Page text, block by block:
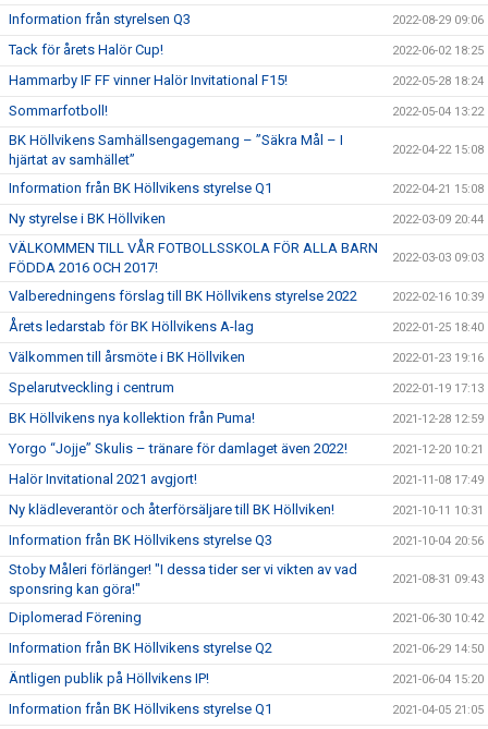
Information från styrelsen Q3 2022-08-29 09:06
Tack för årets Halör Cup! 2022-06-02 18:25
Hammarby IF FF vinner Halör Invitational F15! 2022-05-28 18:24
Sommarfotboll! 2022-05-04 13:22
BK Höllvikens Samhällsengagemang – ”Säkra Mål – I
hjärtat av samhället”
2022-04-22 15:08
Information från BK Höllvikens styrelse Q1 2022-04-21 15:08
Ny styrelse i BK Höllviken 2022-03-09 20:44
VÄLKOMMEN TILL VÅR FOTBOLLSSKOLA FÖR ALLA BARN
FÖDDA 2016 OCH 2017!
2022-03-03 09:03
Valberedningens förslag till BK Höllvikens styrelse 2022 2022-02-16 10:39
Årets ledarstab för BK Höllvikens A-lag 2022-01-25 18:40
Välkommen till årsmöte i BK Höllviken 2022-01-23 19:16
Spelarutveckling i centrum 2022-01-19 17:13
BK Höllvikens nya kollektion från Puma! 2021-12-28 12:59
Yorgo “Jojje” Skulis – tränare för damlaget även 2022! 2021-12-20 10:21
Halör Invitational 2021 avgjort! 2021-11-08 17:49
Ny klädleverantör och återförsäljare till BK Höllviken! 2021-10-11 10:31
Information från BK Höllvikens styrelse Q3 2021-10-04 20:56
Stoby Måleri förlänger! "I dessa tider ser vi vikten av vad
sponsring kan göra!"
2021-08-31 09:43
Diplomerad Förening 2021-06-30 10:42
Information från BK Höllvikens styrelse Q2 2021-06-29 14:50
Äntligen publik på Höllvikens IP! 2021-06-04 15:20
Information från BK Höllvikens styrelse Q1 2021-04-05 21:05